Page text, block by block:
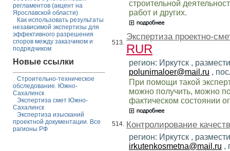
регламентов (акцент на
Ярославской области)
Как использовать результаты
независимой экспертизы для
эффективного разрешения
споров между заказчиком и
подрядчиком
Новые ссылки
Строительно-техническое
обследование. Южно-
Сахалинск
Экспертиза смет Южно-
Сахалинск
Экспертиза изысканий
проектной документации. Все
рагионы РФ
строительной
работ и других.
513.
Экспертиза проектно-
RUR
регион: Иркутск ,
polunimaloer@mail.ru ,
При помощи такой
можно получить, можно
фактическом состоянии
514. Контролирование
регион: Иркутск ,
irkutenkosmetna@mail.ru ,